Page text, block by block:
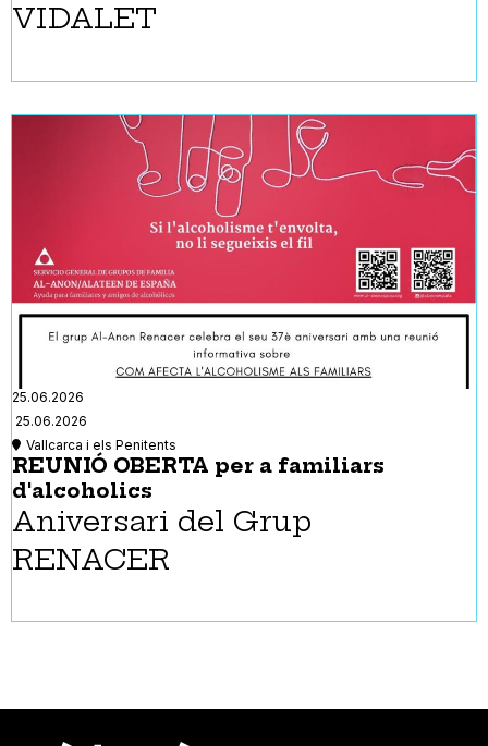
VIDALET
25.06.2026
25.06.2026
Vallcarca i els Penitents
REUNIÓ OBERTA per a familiars
d'alcoholics
Aniversari del Grup
RENACER